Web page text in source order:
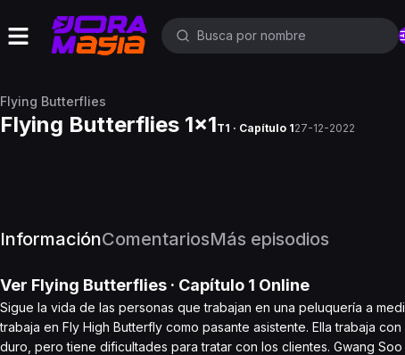
Flying Butterflies
Flying Butterflies 1x1T1 · Capítulo 127-12-2022
InformaciónComentariosMás episodios
Ver Flying Butterflies · Capítulo 1 Online
Sigue la vida de las personas que trabajan en una peluquería a
trabaja en Fly High Butterfly como pasante asistente. Ella trabaja
duro, pero tiene dificultades para tratar con los clientes. Gwang